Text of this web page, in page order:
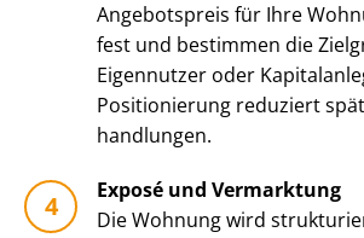
Angebotspreis für Ihre
fest und bestimmen die
Eigennutzer oder
Positionierung reduziert
hand­lun­gen.
Exposé und Vermarktung
Die Wohnung wird